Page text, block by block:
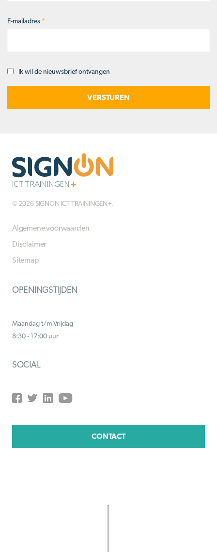
E-mailadres *
Opt-Ik wil de nieuwsbrief ontvangen
© 2026 SIGNON ICT TRAININGEN+.
Algemene voorwaarden
Disclaimer
Sitemap
OPENINGSTIJDEN
Maandag t/m Vrijdag
8:30 - 17:00 uur
SOCIAL
CONTACT